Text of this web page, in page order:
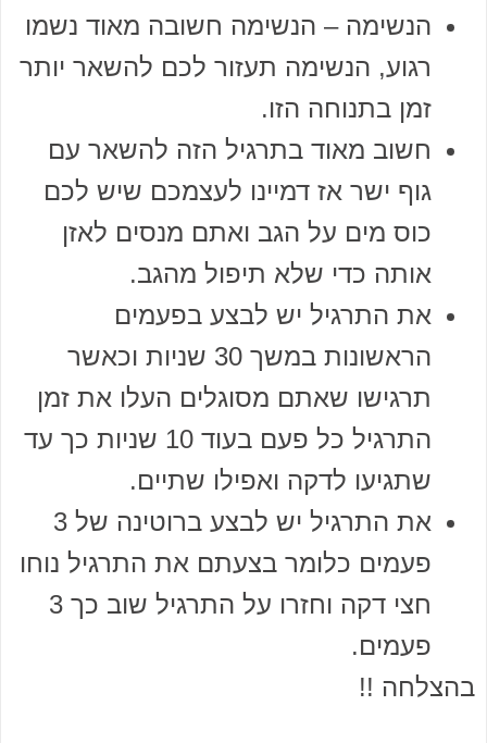
הנשימה – הנשימה חשובה מאוד נשמו
רגוע, הנשימה תעזור לכם להשאר יותר
זמן בתנוחה הזו.
חשוב מאוד בתרגיל הזה להשאר עם
גוף ישר אז דמיינו לעצמכם שיש לכם
כוס מים על הגב ואתם מנסים לאזן
אותה כדי שלא תיפול מהגב.
את התרגיל יש לבצע בפעמים
הראשונות במשך 30 שניות וכאשר
תרגישו שאתם מסוגלים העלו את זמן
התרגיל כל פעם בעוד 10 שניות כך עד
שתגיעו לדקה ואפילו שתיים.
את התרגיל יש לבצע ברוטינה של 3
פעמים כלומר בצעתם את התרגיל נוחו
חצי דקה וחזרו על התרגיל שוב כך 3
פעמים.
בהצלחה !!